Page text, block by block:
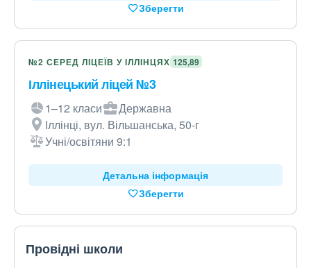
Зберегти
№2 СЕРЕД ЛІЦЕЇВ У ІЛЛІНЦЯХ 125,89
Іллінецький ліцей №3
1–12 класи
Державна
Іллінці, вул. Вільшанська, 50-г
Учні/освітяни 9:1
Детальна інформація
Зберегти
Провідні школи